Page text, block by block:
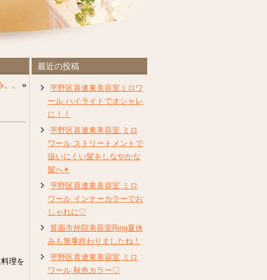
。 »
理を
最近の投稿
平野区喜連東美容室ミロワ
ール ハイライトでオシャレ
に！！
平野区喜連東美容室 ミロ
ワール ストリートメントで
扱いにくい髪をしなやかな
髪へ✴︎
平野区喜連東美容室 ミロ
ワール インナーカラーでお
しゃれに♡
箕面市外院美容室Ring夏休
みも無事終わりましたね！
平野区喜連東美容室 ミロ
ワール 秋色カラー♡